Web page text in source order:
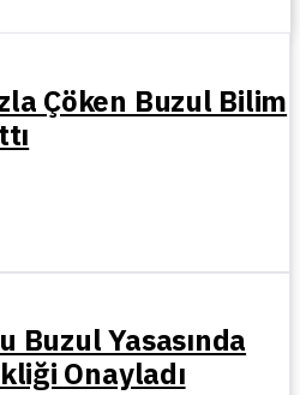
Çöken Buzul Bilim
Buzul Yasasında
Onayladı